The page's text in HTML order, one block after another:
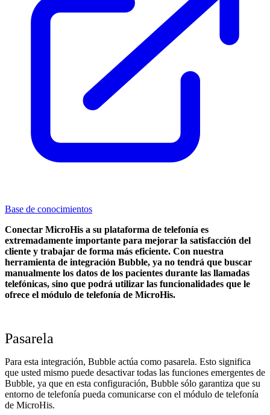
Base de conocimientos
Conectar MicroHis a su plataforma de telefonía es
extremadamente importante para mejorar la satisfacción del
cliente y trabajar de forma más eficiente. Con nuestra
herramienta de integración Bubble, ya no tendrá que buscar
manualmente los datos de los pacientes durante las llamadas
telefónicas, sino que podrá utilizar las funcionalidades que le
ofrece el módulo de telefonía de MicroHis.
Pasarela
Para esta integración, Bubble actúa como pasarela. Esto significa
que usted mismo puede desactivar todas las funciones emergentes de
Bubble, ya que en esta configuración, Bubble sólo garantiza que su
entorno de telefonía pueda comunicarse con el módulo de telefonía
de MicroHis.